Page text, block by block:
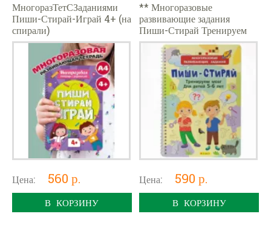
МногоразТетСЗаданиями
Пиши-Стирай-Играй 4+ (на
спирали)
Цена: 560 р.
В КОРЗИНУ
** Многоразовые
развивающие задания
Пиши-Стирай Тренируем
мозг д/детей 5-6 лет
Цена: 590 р.
В КОРЗИНУ